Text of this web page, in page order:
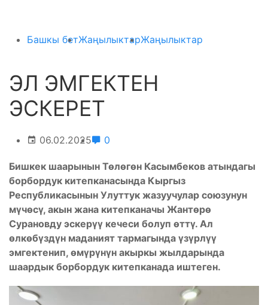
Башкы бетЖаңылыктарЖаңылыктар
ЭЛ ЭМГЕКТЕН
ЭСКЕРЕТ
06.02.2025 0
Бишкек шаарынын Төлөгөн Касымбеков атындагы
борбордук китепканасында Кыргыз
Республикасынын Улуттук жазуучулар союзунун
мүчөсү, акын жана китепканачы Жантөрө
Сурановду эскерүү кечеси болуп өттү. Ал
өлкөбүздүн маданият тармагында үзүрлүү
эмгектенип, өмүрүнүн акыркы жылдарында
шаардык борбордук китепканада иштеген.